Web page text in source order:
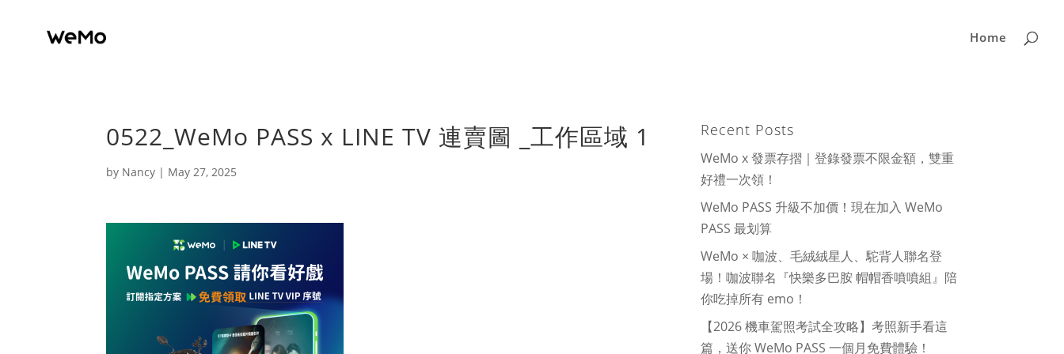
Home
0522_WeMo PASS x LINE TV 連賣圖 _工作區域 1
by Nancy | May 27, 2025
Recent Posts
WeMo x 發票存摺｜登錄發票不限金額，雙重
好禮一次領！
WeMo PASS 升級不加價！現在加入 WeMo
PASS 最划算
WeMo × 咖波、毛絨絨星人、駝背人聯名登
場！咖波聯名『快樂多巴胺 帽帽香噴噴組』陪
你吃掉所有 emo！
【2026 機車駕照考試全攻略】考照新手看這
篇，送你 WeMo PASS 一個月免費體驗！